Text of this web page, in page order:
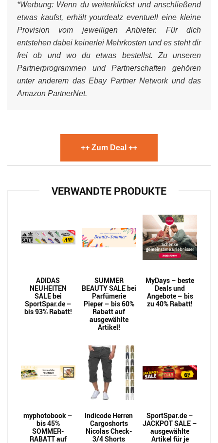
*Werbung: Wenn du weiterklickst und anschließend
etwas kaufst, erhält yourdealz eventuell eine kleine
Provision vom jeweiligen Anbieter. Für dich
entstehen dabei keinerlei Mehrkosten und es steht dir
frei ob und wo du etwas bestellst. Zu unseren
Partnerprogrammen und Partnerschaften gehören
unter anderem das Ebay Partner Network und das
Amazon PartnerNet.
++ Zum Deal ++
VERWANDTE PRODUKTE
ADIDAS
NEUHEITEN
SALE bei
SportSpar.de –
bis 93% Rabatt!
SUMMER
BEAUTY SALE bei
Parfümerie
Pieper – bis 60%
Rabatt auf
ausgewählte
Artikel!
MyDays – beste
Deals und
Angebote – bis
zu 40% Rabatt!
myphotobook –
bis 45%
SOMMER-
RABATT auf
Indicode Herren
Cargoshorts
Nicolas Check-
3/4 Shorts
SportSpar.de –
JACKPOT SALE –
ausgewählte
Artikel für je